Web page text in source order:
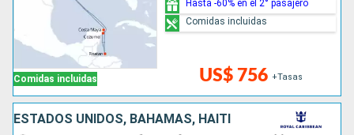
Comidas incluidas US$ 756 +Tasas
Hasta -60% en el 2° pasajero
Comidas incluidas
ESTADOS UNIDOS, BAHAMAS, HAITI